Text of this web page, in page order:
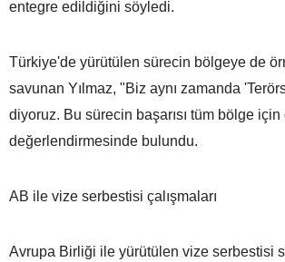
entegre edildiğini söyledi.
Türkiye'de yürütülen sürecin bölgeye de
savunan Yılmaz, "Biz aynı zamanda
diyoruz. Bu sürecin başarısı tüm bölge
değerlendirmesinde bulundu.
AB ile vize serbestisi çalışmaları
Avrupa Birliği ile yürütülen vize serbestisi